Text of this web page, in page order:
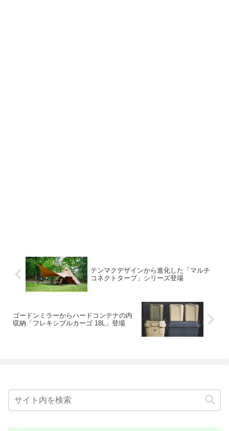
テンマクデザインから進化した「マルチ
コネクトタープ」シリーズ登場
ゴードンミラーからハードコンテナの内
収納「フレキシブルカーゴ 18L」登場